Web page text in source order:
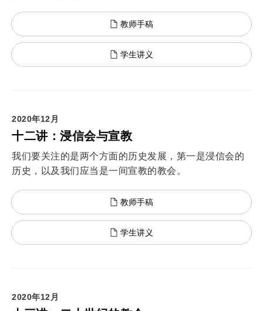
教师手稿
学生讲义
2020年12月
十二讲：浸信会与宣教
我们要关注的是两个方面的历史发展，第一是浸信会的
历史，以及我们应当是一间宣教的教会。
教师手稿
学生讲义
2020年12月